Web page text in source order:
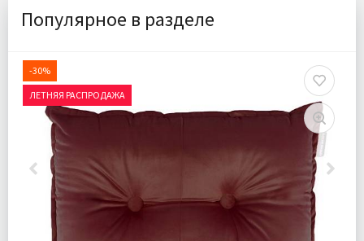
Популярное в разделе
-30%
ЛЕТНЯЯ РАСПРОДАЖА